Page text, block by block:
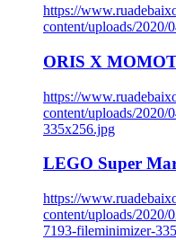
https://
content/uploads/2020/
ORIS X
https://
content/uploads/
335x256.jpg
LEGO Super
https://
content/uploads/2020/
7193-fileminimizer-